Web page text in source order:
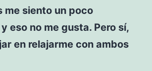
me siento un poco
eso no me gusta. Pero sí,
en relajarme con ambos